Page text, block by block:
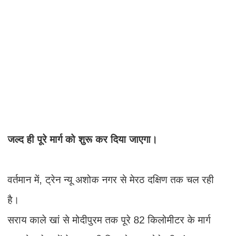
जल्द ही पूरे मार्ग को शुरू कर दिया जाएगा।
वर्तमान में, ट्रेन न्यू अशोक नगर से मेरठ दक्षिण तक चल रही
है।
सराय काले खां से मोदीपुरम तक पूरे 82 किलोमीटर के मार्ग